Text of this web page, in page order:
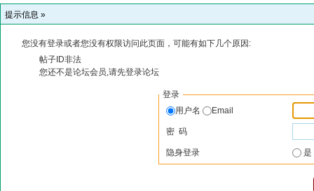
提示信息 »
您没有登录或者您没有权限访问此页面，可能有如下几个原因:
帖子ID非法
您还不是论坛会员,请先登录论坛
登录
用户名
Email
密 码
隐身登录